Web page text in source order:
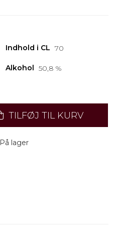
Indhold i CL 70
Alkohol 50,8 %
TILFØJ TIL KURV
På lager